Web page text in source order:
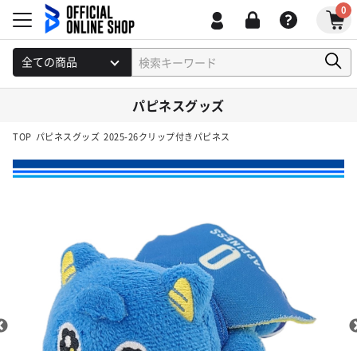
0
パピネスグッズ
TOP パピネスグッズ 2025-26クリップ付きパピネス